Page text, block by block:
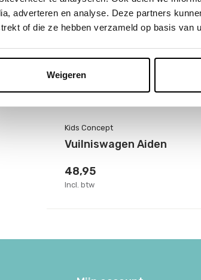
adverteren en analyse. Deze partners
of die ze hebben verzameld op basis van
Weigeren
Kids Concept
Vuilniswagen Aiden
48,95
Incl. btw